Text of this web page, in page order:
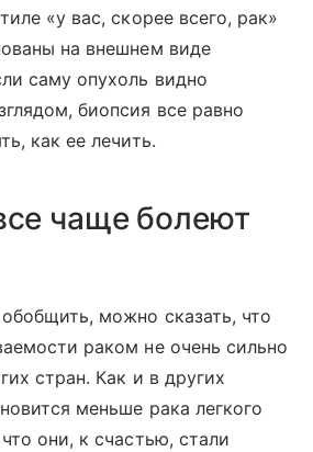
«у вас, скорее всего, рак»
на внешнем виде
саму опухоль видно
биопсия все равно
как ее лечить.
чаще болеют
можно сказать, что
раком не очень сильно
стран. Как и в других
меньше рака легкого
они, к счастью, стали